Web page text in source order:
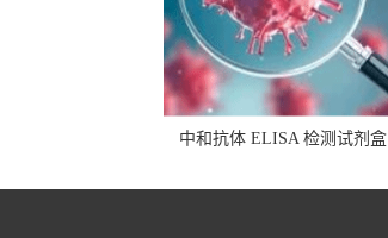
中和抗体 ELISA 检测试剂盒